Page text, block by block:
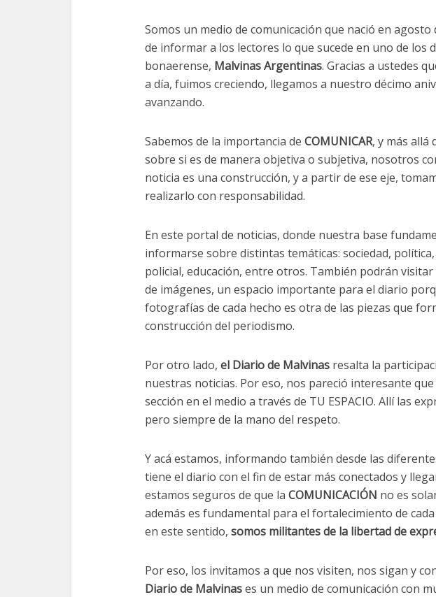
Somos un medio de comunicación que nació en agosto
de informar a los lectores lo que sucede en uno de los
bonaerense, Malvinas Argentinas. Gracias a ustedes
a día, fuimos creciendo, llegamos a nuestro décimo
avanzando.
Sabemos de la importancia de COMUNICAR, y más allá
sobre si es de manera objetiva o subjetiva, nosotros
noticia es una construcción, y a partir de ese eje,
realizarlo con responsabilidad.
En este portal de noticias, donde nuestra base
informarse sobre distintas temáticas: sociedad,
policial, educación, entre otros. También podrán
de imágenes, un espacio importante para el diario
fotografías de cada hecho es otra de las piezas que
construcción del periodismo.
Por otro lado, el Diario de Malvinas resalta la
nuestras noticias. Por eso, nos pareció interesante
sección en el medio a través de TU ESPACIO. Allí las
pero siempre de la mano del respeto.
Y acá estamos, informando también desde las
tiene el diario con el fin de estar más conectados y
estamos seguros de que la COMUNICACIÓN no es
además es fundamental para el fortalecimiento de
en este sentido, somos militantes de la libertad de
Por eso, los invitamos a que nos visiten, nos sigan y
Diario de Malvinases un medio de comunicación con